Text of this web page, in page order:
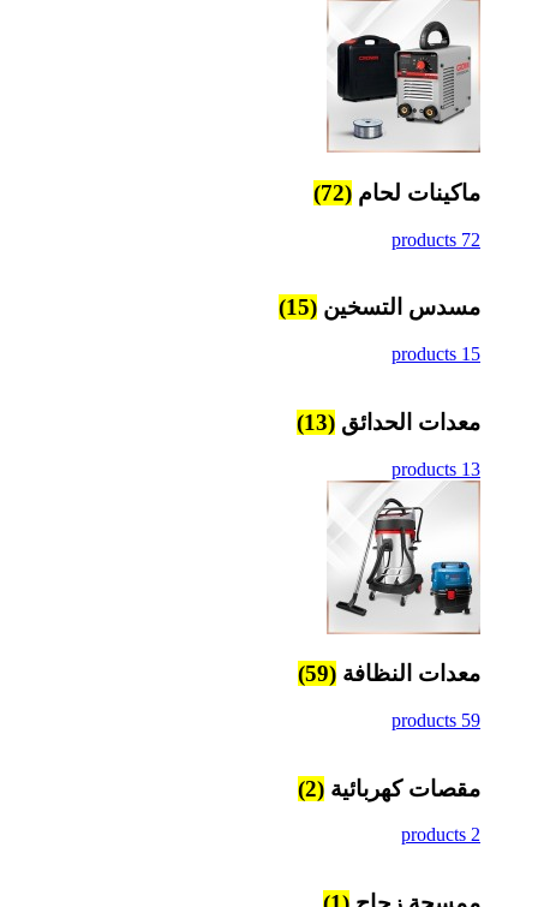
ماكينات لحام (72)
72 products
مسدس التسخين (15)
15 products
معدات الحدائق (13)
13 products
معدات النظافة (59)
59 products
مقصات كهربائية (2)
2 products